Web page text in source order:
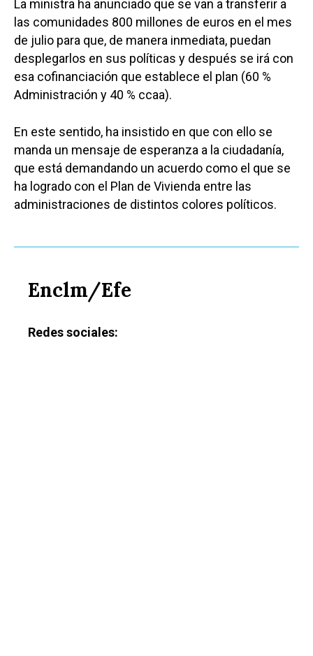
La ministra ha anunciado que se van a transferir a
las comunidades 800 millones de euros en el mes
de julio para que, de manera inmediata, puedan
desplegarlos en sus políticas y después se irá con
esa cofinanciación que establece el plan (60 %
Administración y 40 % ccaa).
En este sentido, ha insistido en que con ello se
manda un mensaje de esperanza a la ciudadanía,
que está demandando un acuerdo como el que se
ha logrado con el Plan de Vivienda entre las
administraciones de distintos colores políticos.
Enclm/Efe
Redes sociales:
Castilla-La
Ciudad Real
Albacete
Cuenca
Guadalajara
Economía
Educación
Cultura
Sucesos